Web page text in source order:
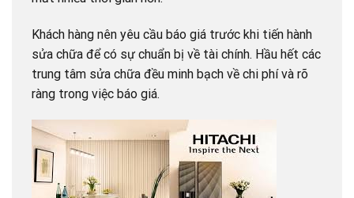
Khách hàng nên yêu cầu báo giá trước khi tiến hành
sửa chữa để có sự chuẩn bị về tài chính. Hầu hết các
trung tâm sửa chữa đều minh bạch về chi phí và rõ
ràng trong việc báo giá.